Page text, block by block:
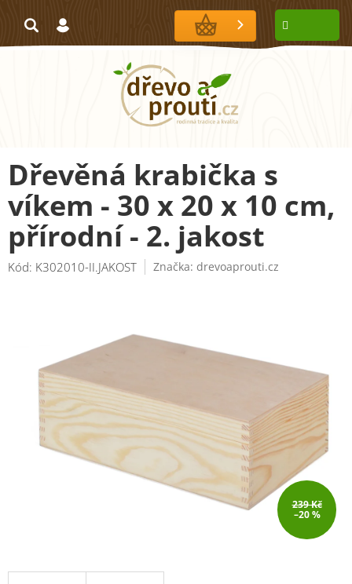
NÁKUPNÍ
KOŠÍK
Dřevěná krabička s
víkem - 30 x 20 x 10 cm,
přírodní - 2. jakost
Kód: K302010-II.JAKOST Značka: drevoaprouti.cz
239 Kč
–20 %